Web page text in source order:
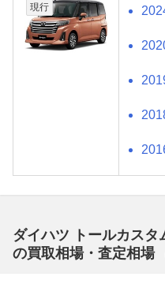
現行
ダイハツ トールカスタ
の買取相場・査定相場